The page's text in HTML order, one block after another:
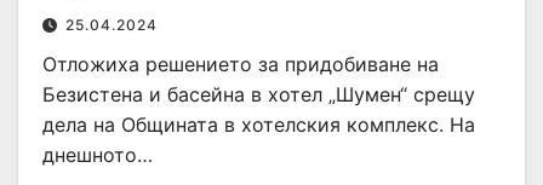
25.04.2024
Отложиха решението за придобиване на
Безистена и басейна в хотел „Шумен“ срещу
дела на Общината в хотелския комплекс. На
днешното…